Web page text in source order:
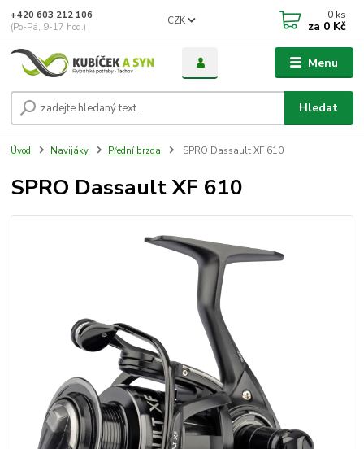
Menu
CZK
Hledat
+420 603 212 106
(Po-Pá, 9-17 hod.)
0 ks
za 0 Kč
Úvod Navijáky Přední brzda SPRO Dassault XF 610
SPRO Dassault XF 610